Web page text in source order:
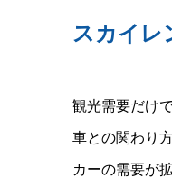
スカイレ
観光需要だけ
車との関わり
カーの需要が